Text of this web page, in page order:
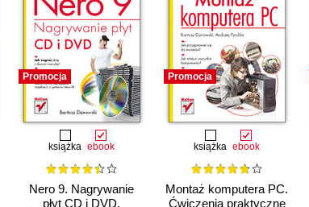
Promocja
książka ebook
Nero 9. Nagrywanie
płyt CD i DVD.
Promocja
książka ebook
Montaż komputera PC.
Ćwiczenia praktyczne